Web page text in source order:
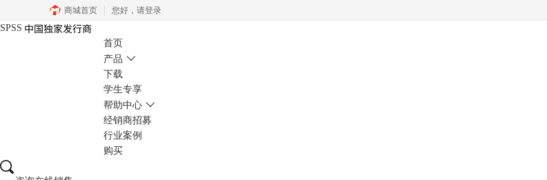
商城首页 您好， 请登录
SPSS
首页
产品
下载
学生专享
帮助中心
经销商招募
行业案例
购买